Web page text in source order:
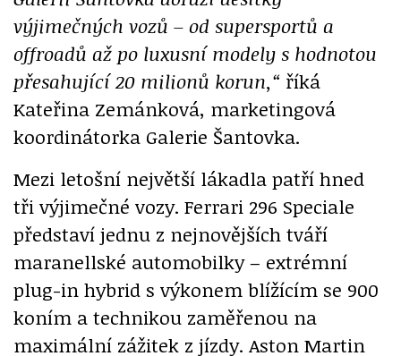
výjimečných vozů – od supersportů a
offroadů až po luxusní modely s hodnotou
přesahující 20 milionů korun,“ říká
Kateřina Zemánková, marketingová
koordinátorka Galerie Šantovka.
Mezi letošní největší lákadla patří hned
tři výjimečné vozy. Ferrari 296 Speciale
představí jednu z nejnovějších tváří
maranellské automobilky – extrémní
plug-in hybrid s výkonem blížícím se 900
koním a technikou zaměřenou na
maximální zážitek z jízdy. Aston Martin